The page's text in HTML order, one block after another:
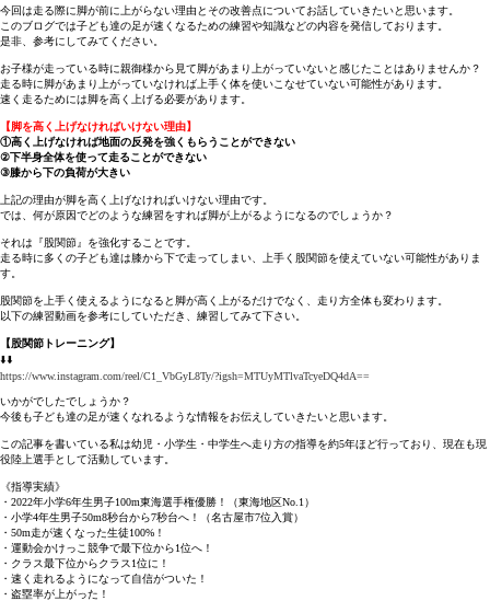
今回は走る際に脚が前に上がらない理由とその改善点についてお話していきたいと思います。
このブログでは子ども達の足が速くなるための練習や知識などの内容を発信しております。
是非、参考にしてみてください。
お子様が走っている時に親御様から見て脚があまり上がっていないと感じたことはありませんか？
走る時に脚があまり上がっていなければ上手く体を使いこなせていない可能性があります。
速く走るためには脚を高く上げる必要があります。
【脚を高く上げなければいけない理由】
①高く上げなければ地面の反発を強くもらうことができない
②下半身全体を使って走ることができない
③膝から下の負荷が大きい
上記の理由が脚を高く上げなければいけない理由です。
では、何が原因でどのような練習をすれば脚が上がるようになるのでしょうか？
それは『股関節』を強化することです。
走る時に多くの子ども達は膝から下で走ってしまい、上手く股関節を使えていない可能性がありま
す。
股関節を上手く使えるようになると脚が高く上がるだけでなく、走り方全体も変わります。
以下の練習動画を参考にしていただき、練習してみて下さい。
【股関節トレーニング】
⬇️⬇️
https://www.instagram.com/reel/C1_VbGyL8Ty/?igsh=MTUyMTlvaTcyeDQ4dA==
いかがでしたでしょうか？
今後も子ども達の足が速くなれるような情報をお伝えしていきたいと思います。
この記事を書いている私は幼児・小学生・中学生へ走り方の指導を約5年ほど行っており、現在も現
役陸上選手として活動しています。
《指導実績》
・2022年小学6年生男子100m東海選手権優勝！（東海地区No.1）
・小学4年生男子50m8秒台から7秒台へ！（名古屋市7位入賞）
・50m走が速くなった生徒100%！
・運動会かけっこ競争で最下位から1位へ！
・クラス最下位からクラス1位に！
・速く走れるようになって自信がついた！
・盗塁率が上がった！